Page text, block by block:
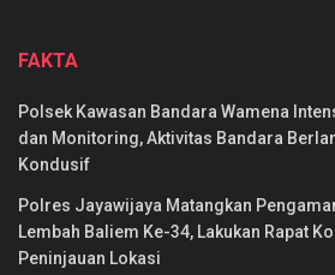
FAKTA
Polsek Kawasan Bandara Wamena
dan Monitoring, Aktivitas Bandara
Kondusif
Polres Jayawijaya Matangkan
Lembah Baliem Ke-34, Lakukan Rapat
Peninjauan Lokasi